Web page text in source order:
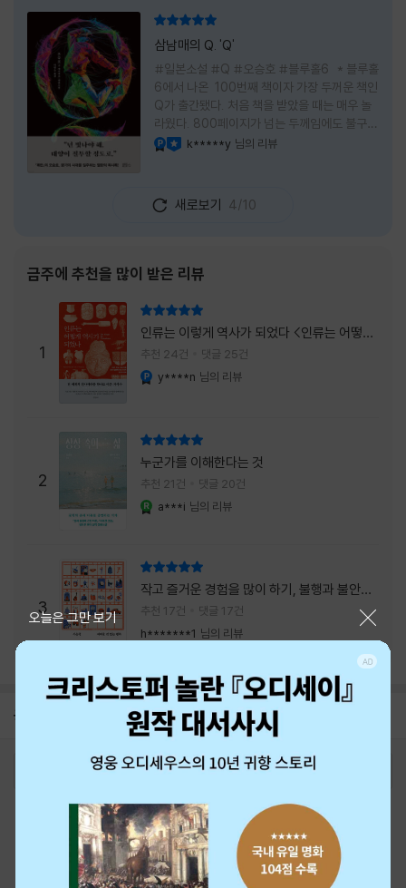
삼남매의 Q. 'Q'
#일본소설 #Q #오승호 #블루홀6 * 블루홀
6에서 나온 100번째 책이자 가장 두꺼운 책인
Q가 출간됐다. 처음 책을 받았을 때는 매우 놀
라웠다. 800페이지가 넘는 두께임에도 불구하
고 생각보다 책이 가벼웠다. 여기에 측면을 영
제목이 Q란다. 처음 제목을 봤을 때 나는 질문
을 의미하는 Question을 떠올렸다. 하지만 이
려는 걸까, 아니면 같이 논의를 하자는 걸까 고
개를 갸웃거리며 책을 펴들었다. * 틈만 나면
경적을 울리고 욕을 입에 달고 사는 선배와 일
하고 있는 하치. 히토미 클린이라는 청소업체
직원으로 일하는 그녀가 바라는 것은 그저 고요
한
k*****y 님의 리뷰
새로보기 4/10
금주에 추천을 많이 받은 리뷰
1
인류는 이렇게 역사가 되었다 <인류는 어떻게
역사가 되었나>
추천 24건 댓글 25건
y****n 님의 리뷰
2
누군가를 이해한다는 것
추천 21건 댓글 20건
a***i 님의 리뷰
3
작고 즐거운 경험을 많이 하기, 불행과 불안을
회피하지 말기, 그리고 좋은 사람을 많이 만나
기.
추천 17건
댓글 17건
h*******1 님의 리뷰
공지 26년 NBCI 수상 안내
2026-08-01
오늘은 그만 보기
로그인 최근 본 상품 주문/배송
고객센터 1544-3800 티켓 1544-6399
중고샵 1566-4295
eBook 1:1문의/채팅상담
예스이십사(주) 사업자 정보
이용약관
개인정보처리방침 청소년보호정책